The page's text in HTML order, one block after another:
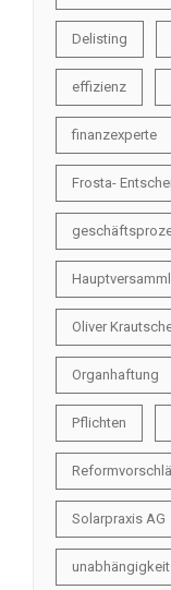
Delisting
effizienz
finanzexperte
Frosta-
Oliver
Organhaftung
Pflichten
Solarpraxis AG
unabhängigkeit